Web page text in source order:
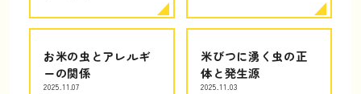
お米の虫とアレルギ
ーの関係
2025.11.07
米びつに湧く虫の正
体と発生源
2025.11.03